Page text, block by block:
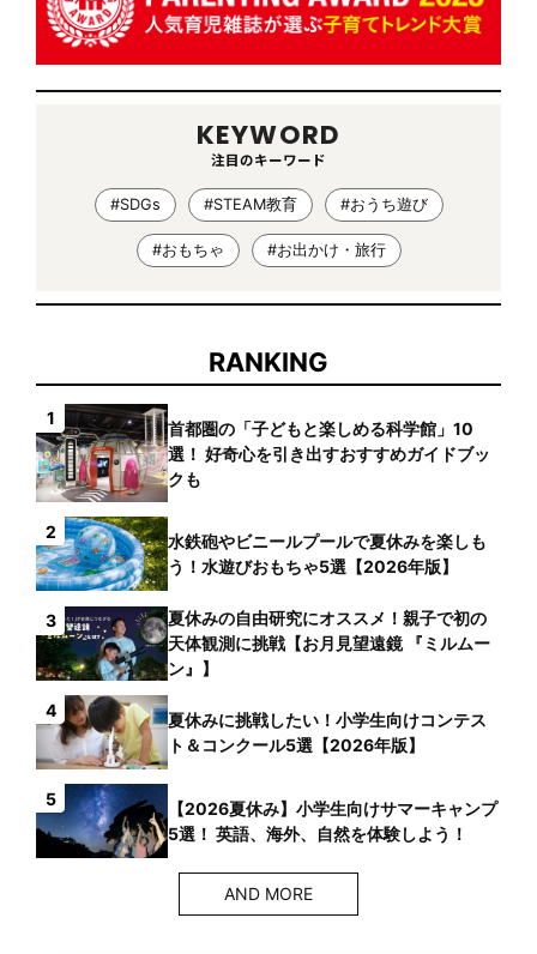
KEYWORD
注目のキーワード
#SDGs #STEAM教育 #おうち遊び
#おもちゃ #お出かけ・旅行
RANKING
1
首都圏の「子どもと楽しめる科学館」10
選！ 好奇心を引き出すおすすめガイドブッ
クも
2
水鉄砲やビニールプールで夏休みを楽しも
う！水遊びおもちゃ5選【2026年版】
3
夏休みの自由研究にオススメ！親子で初の
天体観測に挑戦【お月見望遠鏡 『ミルムー
ン』】
4
夏休みに挑戦したい！小学生向けコンテス
ト＆コンクール5選【2026年版】
5
【2026夏休み】小学生向けサマーキャンプ
5選！ 英語、海外、自然を体験しよう！
AND MORE